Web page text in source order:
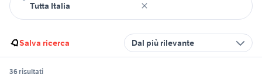
Salva ricerca Dal più rilevante
36 risultati